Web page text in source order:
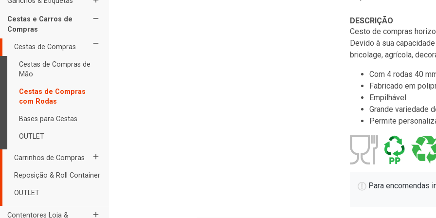
Cestas e Carros de
Compras
remove
Cestas de Compras remove
Cestas de Compras de
Mão
Cestas de Compras
com Rodas
Bases para Cestas
OUTLET
Carrinhos de Compras add
Reposição & Roll Container
OUTLET
Contentores Loja & add
DESCRIÇÃO
Cesto de compras
Devido à sua
bricolage, agrícola,
Com 4 rodas 40
Fabricado em
Empilhável.
Grande variedade
Permite
Para encomendas